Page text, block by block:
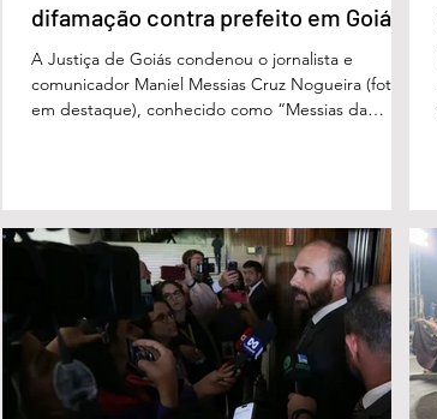
difamação contra prefeito em Goiás
A Justiça de Goiás condenou o jornalista e
comunicador Maniel Messias Cruz Nogueira (foto
em destaque), conhecido como “Messias da
proferida pelo juiz Hermes Pereira Vidigal, da Vara
Criminal da Comarca de Edéia. O jornalista
contesta a decisão e diz que sofre perseguição.
Apesar da condenação, a pena será cumprida em
regime inicialmente aberto e